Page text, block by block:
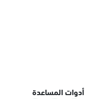
أدوات المساعدة